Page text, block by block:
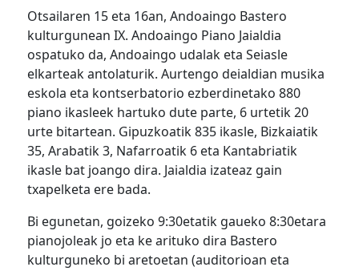
Otsailaren 15 eta 16an, Andoaingo Bastero
kulturgunean IX. Andoaingo Piano Jaialdia
ospatuko da, Andoaingo udalak eta Seiasle
elkarteak antolaturik. Aurtengo deialdian musika
eskola eta kontserbatorio ezberdinetako 880
piano ikasleek hartuko dute parte, 6 urtetik 20
urte bitartean. Gipuzkoatik 835 ikasle, Bizkaiatik
35, Arabatik 3, Nafarroatik 6 eta Kantabriatik
ikasle bat joango dira. Jaialdia izateaz gain
txapelketa ere bada.
Bi egunetan, goizeko 9:30etatik gaueko 8:30etara
pianojoleak jo eta ke arituko dira Bastero
kulturguneko bi aretoetan (auditorioan eta